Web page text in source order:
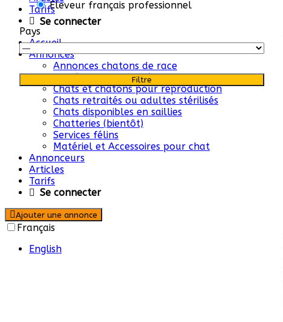
Tarifs
Se connecter
Accueil
Annonces
Annonces chatons de race
Portées de chatons à naitre
Chats et chatons pour reproduction
Chats retraités ou adultes stérilisés
Chats disponibles en saillies
Chatteries (bientôt)
Services félins
Matériel et Accessoires pour chat
Annonceurs
Articles
Tarifs
Se connecter
Ajouter une annonce
Français
English
Eleveur français professionnel
Pays
Filtre